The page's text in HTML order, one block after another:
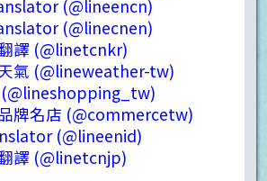
(@lineencn)
(@linecnen)
譯 (@linetcnkr)
氣 (@lineweather-tw)
(@lineshopping_tw)
牌名店 (@commercetw)
(@lineenid)
譯 (@linetcnjp)